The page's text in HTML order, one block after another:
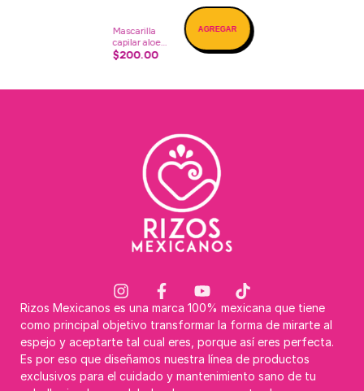
Mascarilla
capilar aloe
vera
$200.00
Rizos Mexicanos es una marca 100% mexicana que tiene
como principal objetivo transformar la forma de mirarte al
espejo y aceptarte tal cual eres, porque así eres perfecta.
Es por eso que diseñamos nuestra línea de productos
exclusivos para el cuidado y mantenimiento sano de tu